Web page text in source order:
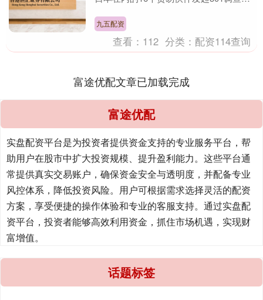
中国国际贸易....
九五配资
查看： 112 分类： 配资114查询
富途优配文章已加载完成
富途优配
实盘配资平台是为投资者提供资金支持的专业服务平台，帮
助用户在股市中扩大投资规模、提升盈利能力。这些平台通
常提供真实交易账户，确保资金安全与透明度，并配备专业
风控体系，降低投资风险。用户可根据需求选择灵活的配资
方案，享受便捷的操作体验和专业的客服支持。通过实盘配
资平台，投资者能够高效利用资金，抓住市场机遇，实现财
富增值。
话题标签